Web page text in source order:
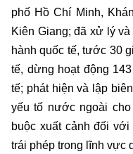
phố Hồ Chí Minh,
Kiên Giang; đã xử lý
hành quốc tế, tước 30
tế, dừng hoạt động
tế; phát hiện và lập
yếu tố nước ngoài
buộc xuất cảnh đối
trái phép trong lĩnh vực